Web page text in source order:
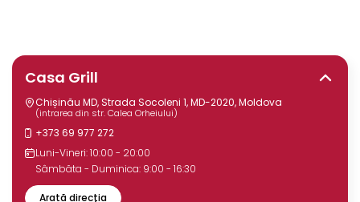
Casa Grill
Chișinău MD, Strada Socoleni 1, MD-2020, Moldova
(intrarea din str. Calea Orheiului)
+373 69 977 272
Luni-Vineri: 10:00 - 20:00
Sâmbăta - Duminica: 9:00 - 16:30
Arată direcția